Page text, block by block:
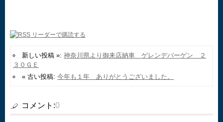
新しい投稿 »: 神奈川県より御来店納車 ゲレンデバーゲン ２
３０ＧＥ
« 古い投稿: 今年も１年 ありがとうございました。
コメント:0